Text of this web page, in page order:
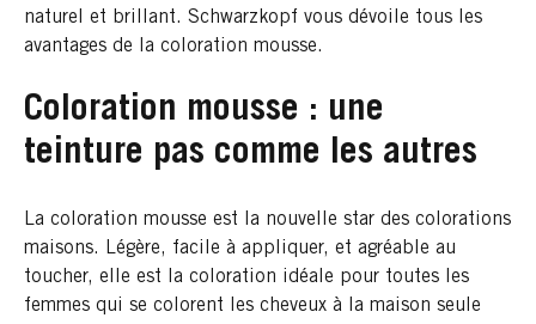
naturel et brillant. Schwarzkopf vous dévoile tous les
avantages de la coloration mousse.
Coloration mousse : une
teinture pas comme les autres
La coloration mousse est la nouvelle star des colorations
maisons. Légère, facile à appliquer, et agréable au
toucher, elle est la coloration idéale pour toutes les
femmes qui se colorent les cheveux à la maison seule